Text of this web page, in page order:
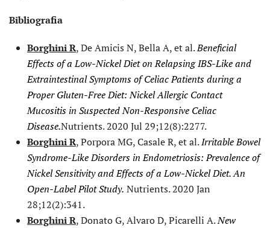
Bibliografia
Borghini R, De Amicis N, Bella A, et al.Beneficial
Effects of a Low-Nickel Diet on Relapsing IBS-Like and
Extraintestinal Symptoms of Celiac Patients during a
Proper Gluten-Free Diet: Nickel Allergic Contact
Mucositis in Suspected Non-Responsive Celiac
Disease.Nutrients. 2020 Jul 29;12(8):2277.
Borghini R, Porpora MG, Casale R, et al.Irritable Bowel
Syndrome-Like Disorders in Endometriosis: Prevalence of
Nickel Sensitivity and Effects of a Low-Nickel Diet. An
Open-Label Pilot Study. Nutrients. 2020 Jan
28;12(2):341.
Borghini R, Donato G, Alvaro D, Picarelli A.New